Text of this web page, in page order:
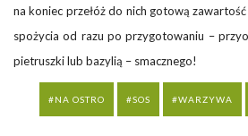
na koniec przełóż do nich gotową
spożycia od razu po przygotowaniu –
pietruszki lub bazylią – smacznego!
NA OSTRO SOS WARZYWA